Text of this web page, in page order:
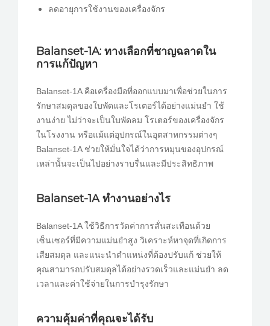
ลดอายุการใช้งานของเครื่องจักร
Balanset-1A: ทางเลือกที่ชาญฉลาดใน
การแก้ปัญหา
Balanset-1A คือเครื่องมือที่ออกแบบมาเพื่อช่วยในการ
รักษาสมดุลของใบพัดและโรเตอร์ได้อย่างแม่นยำ ใช้
งานง่าย ไม่ว่าจะเป็นใบพัดลม โรเตอร์ของเครื่องจักร
ในโรงงาน หรือแม้แต่อุปกรณ์ในอุตสาหกรรมต่างๆ
Balanset-1A ช่วยให้มั่นใจได้ว่าการหมุนของอุปกรณ์
เหล่านั้นจะเป็นไปอย่างราบรื่นและมีประสิทธิภาพ
Balanset-1A ทำงานอย่างไร
Balanset-1A ใช้วิธีการวัดค่าการสั่นสะเทือนด้วย
เซ็นเซอร์ที่มีความแม่นยำสูง วิเคราะห์หาจุดที่เกิดการ
เสียสมดุล และแนะนำตำแหน่งที่ต้องปรับแก้ ช่วยให้
คุณสามารถปรับสมดุลได้อย่างรวดเร็วและแม่นยำ ลด
เวลาและค่าใช้จ่ายในการบำรุงรักษา
ความคุ้มค่าที่คุณจะได้รับ